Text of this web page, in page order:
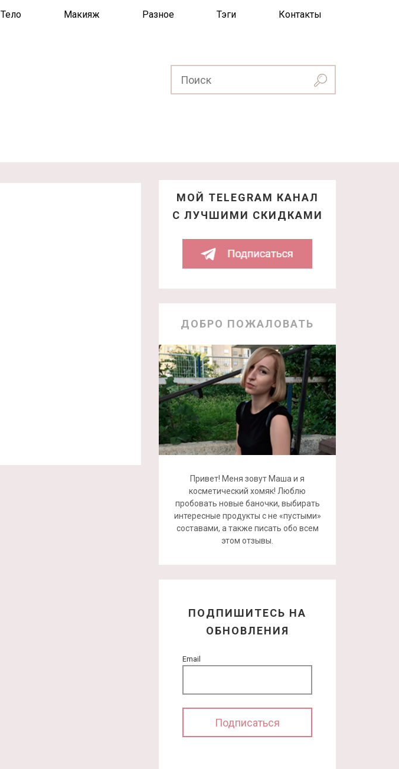
Тело Макияж Разное Тэги Контакты
МОЙ TELEGRAM КАНАЛ
С ЛУЧШИМИ СКИДКАМИ
ДОБРО ПОЖАЛОВАТЬ
Привет! Меня зовут Маша и я
косметический хомяк! Люблю
пробовать новые баночки, выбирать
интересные продукты с не «пустыми»
составами, а также писать обо всем
этом отзывы.
ПОДПИШИТЕСЬ НА
ОБНОВЛЕНИЯ
Email